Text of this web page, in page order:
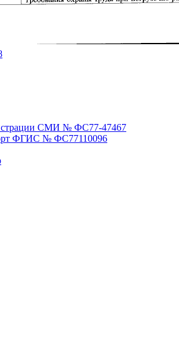
СМИ № ФС77-47467
ФГИС № ФС77110096